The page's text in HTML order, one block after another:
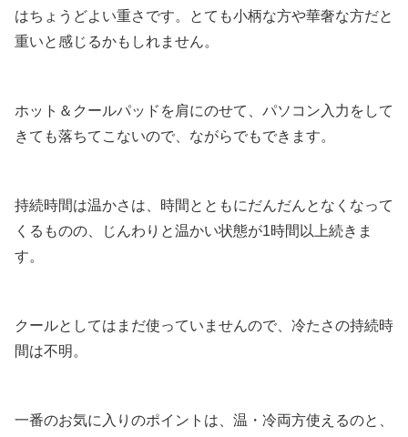
はちょうどよい重さです。とても小柄な方や華奢な方だと
重いと感じるかもしれません。
ホット＆クールパッドを肩にのせて、パソコン入力をして
きても落ちてこないので、ながらでもできます。
持続時間は温かさは、時間とともにだんだんとなくなって
くるものの、
じんわりと温かい状態が1時間以上続きま
す。
クールとしてはまだ使っていませんので、冷たさの持続時
間は不明。
一番のお気に入りのポイントは、 温・冷両方使えるのと、